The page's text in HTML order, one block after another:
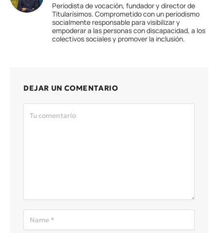
Periodista de vocación, fundador y director de
Titularísimos. Comprometido con un periodismo
socialmente responsable para visibilizar y
empoderar a las personas con discapacidad, a los
colectivos sociales y promover la inclusión.
DEJAR UN COMENTARIO